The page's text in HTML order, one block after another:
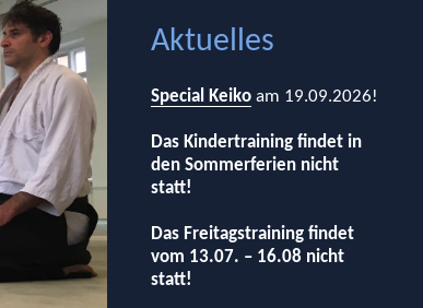
Aktuelles
Special Keiko am 19.09.2026!
Das Kindertraining findet in
den Sommerferien nicht
statt!
Das Freitagstraining findet
vom 13.07. – 16.08 nicht
statt!